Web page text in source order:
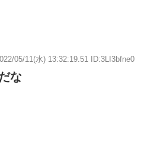
05/11(水) 13:32:19.51 ID:3LI3bfne0
な